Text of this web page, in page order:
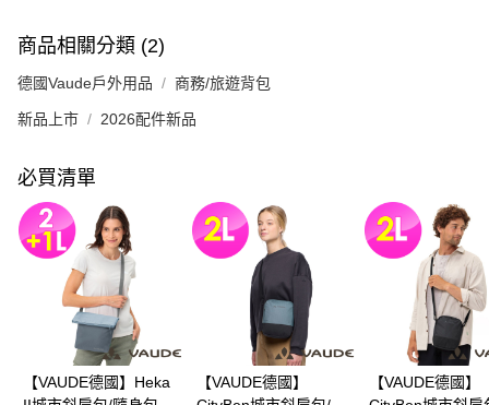
商品相關分類 (2)
德國Vaude戶外用品 商務/旅遊背包
新品上市 2026配件新品
必買清單
【VAUDE德國】Heka
【VAUDE德國】
【VAUDE德國】